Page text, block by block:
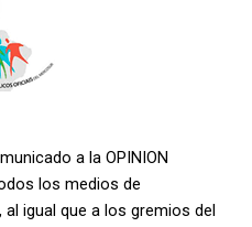
a la OPINION
los medios de
igual que a los gremios del